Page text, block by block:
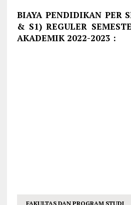
BIAYA PENDIDIKAN PER
& S1) REGULER
AKADEMIK 2022-2023 :
FAKULTAS DAN PROGRAM STUDI